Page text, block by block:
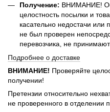
Получение: ВНИМАНИЕ!
целостность посылки и
касательно недостачи или
не был проверен
перевозчика, не
Подробнее о доставке
ВНИМАНИЕ! Проверяйте
получении!
Претензии относительно
не проверенного в отделении